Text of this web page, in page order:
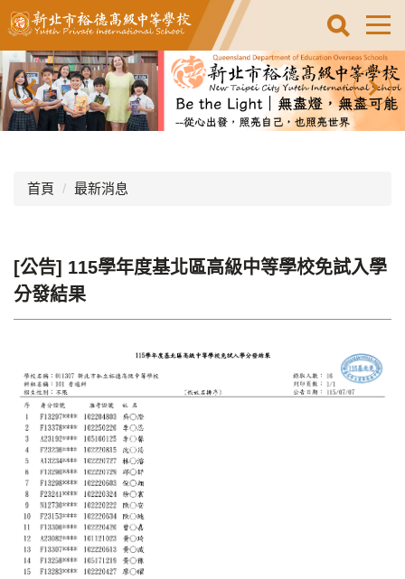
跳
到
主
要
內
容
區
首頁 最新消息
[公告] 115學年度基北區高級中等學校免試入學
分發結果